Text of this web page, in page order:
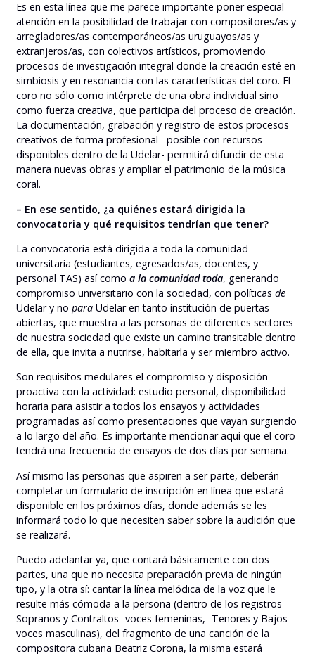
Es en esta línea que me parece importante poner especial
atención en la posibilidad de trabajar con compositores/as y
arregladores/as contemporáneos/as uruguayos/as y
extranjeros/as, con colectivos artísticos, promoviendo
procesos de investigación integral donde la creación esté en
simbiosis y en resonancia con las características del coro. El
coro no sólo como intérprete de una obra individual sino
como fuerza creativa, que participa del proceso de creación.
La documentación, grabación y registro de estos procesos
creativos de forma profesional –posible con recursos
disponibles dentro de la Udelar- permitirá difundir de esta
manera nuevas obras y ampliar el patrimonio de la música
coral.
– En ese sentido, ¿a quiénes estará dirigida la
convocatoria y qué requisitos tendrían que tener?
La convocatoria está dirigida a toda la comunidad
universitaria (estudiantes, egresados/as, docentes, y
personal TAS) así como a la comunidad toda, generando
compromiso universitario con la sociedad, con políticas de
Udelar y no para Udelar en tanto institución de puertas
abiertas, que muestra a las personas de diferentes sectores
de nuestra sociedad que existe un camino transitable dentro
de ella, que invita a nutrirse, habitarla y ser miembro activo.
Son requisitos medulares el compromiso y disposición
proactiva con la actividad: estudio personal, disponibilidad
horaria para asistir a todos los ensayos y actividades
programadas así como presentaciones que vayan surgiendo
a lo largo del año. Es importante mencionar aquí que el coro
tendrá una frecuencia de ensayos de dos días por semana.
Así mismo las personas que aspiren a ser parte, deberán
completar un formulario de inscripción en línea que estará
disponible en los próximos días, donde además se les
informará todo lo que necesiten saber sobre la audición que
se realizará.
Puedo adelantar ya, que contará básicamente con dos
partes, una que no necesita preparación previa de ningún
tipo, y la otra sí: cantar la línea melódica de la voz que le
resulte más cómoda a la persona (dentro de los registros -
Sopranos y Contraltos- voces femeninas, -Tenores y Bajos-
voces masculinas), del fragmento de una canción de la
compositora cubana Beatriz Corona, la misma estará